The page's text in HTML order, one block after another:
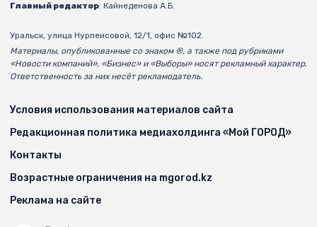
Главный редактор: Кайнеденова А.Б.
Уральск, улица Нурпеисовой, 12/1, офис №102.
Материалы, опубликованные со знаком ®, а также под рубриками
«Новости компаний», «Бизнес» и «Выборы» носят рекламный характер.
Ответственность за них несёт рекламодатель.
Условия использования материалов сайта
Редакционная политика медиахолдинга «Мой ГОРОД»
Контакты
Возрастные ограничения на mgorod.kz
Реклама на сайте